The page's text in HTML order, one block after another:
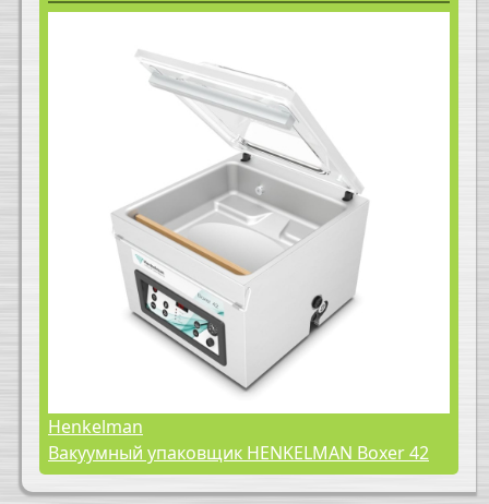
Henkelman
Вакуумный упаковщик HENKELMAN Boxer 42